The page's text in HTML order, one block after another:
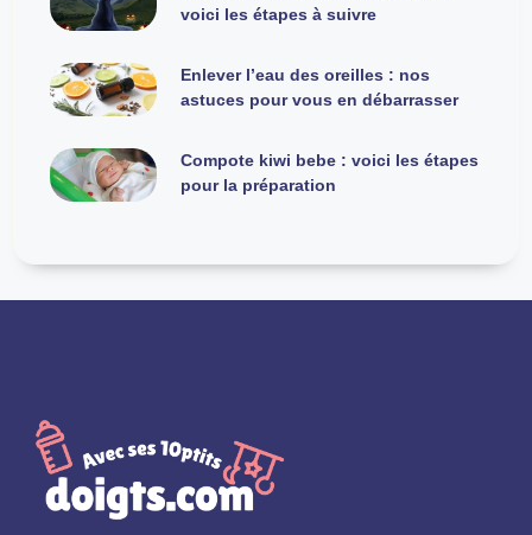
voici les étapes à suivre
Enlever l’eau des oreilles : nos
astuces pour vous en débarrasser
Compote kiwi bebe : voici les étapes
pour la préparation